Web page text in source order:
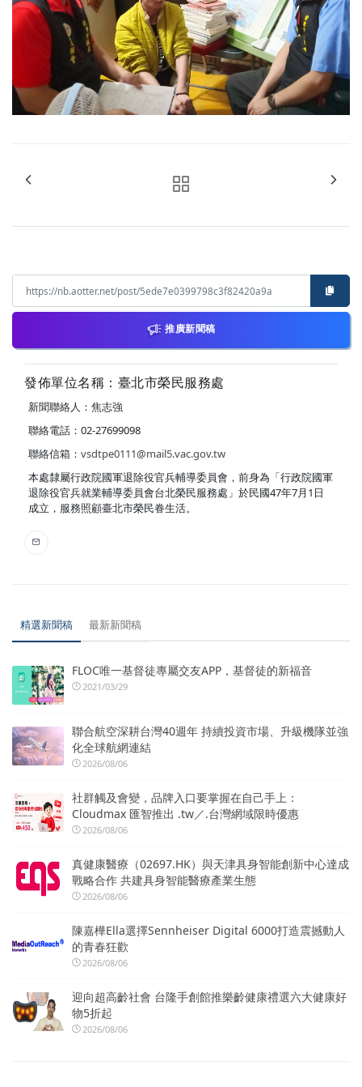
推廣新聞稿
發佈單位名稱：臺北市榮民服務處
新聞聯絡人：焦志強
聯絡電話：02-27699098
聯絡信箱： vsdtpe0111@mail5.vac.gov.tw
本處隸屬行政院國軍退除役官兵輔導委員會，前身為「行政院國軍
退除役官兵就業輔導委員會台北榮民服務處」於民國47年7月1日
成立，服務照顧臺北市榮民眷生活。
精選新聞稿 最新新聞稿
FLOC唯一基督徒專屬交友APP，基督徒的新福音
2021/03/29
聯合航空深耕台灣40週年 持續投資市場、升級機隊並強
化全球航網連結
2026/08/06
社群觸及會變，品牌入口要掌握在自己手上：
Cloudmax 匯智推出 .tw／.台灣網域限時優惠
2026/08/06
真健康醫療（02697.HK）與天津具身智能創新中心達成
戰略合作 共建具身智能醫療產業生態
2026/08/06
陳嘉樺Ella選擇Sennheiser Digital 6000打造震撼動人
的青春狂歡
2026/08/06
迎向超高齡社會 台隆手創館推樂齡健康禮選六大健康好
物5折起
2026/08/06